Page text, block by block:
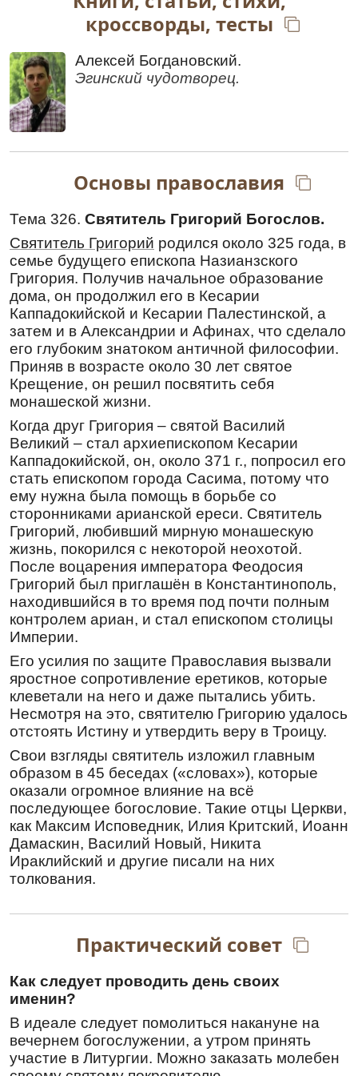
больных, с верой приходящих к тебе.
Ин тропарь,глас 1
Силиврии о́трасль и Эги́ны храни́теля, в
после́дняя ле́та я́вльшагося, доброде́тели
дру́га и́скренняго, Некта́рия почти́м ве́рнии,
я́ко боже́ственнаго служи́теля Христо́ва: то́чит
бо цельбы́ многоразли́чныя благоче́стно
вопию́щим: сла́ва просла́вльшему тя Христу́,
сла́ва да́вшему ти чуде́с благода́ть, сла́ва
Перевод:
Селибрии росток и Эгины хранителя, в
последние времена нам явившегося, близкого
друга добродетели, Нектария почтим
верующие, как священнослужителя
Христова, ибо он источает многоразличные
исцеления благочестиво взывающим: «Слава
прославившему тебя Христу, слава
Давшему тебе чудес благодать, слава
Подающему через тебя всем исцеления».
Кондак,глас 2
Боже́ственный гро́м, труба́ духо́вная, ве́ры
насади́телю и отсека́телю ересе́й, Тро́ицы
уго́дниче, вели́кий святи́телю Некта́рие, со
А́нгелы предстоя́ при́сно, моли́ непреста́нно о
все́х на́с.
Перевод:
Божественный гром, труба духовная, веры
насадитель и отсекательересей, Троицы
угодник, великий святитель Нектарий, с
Ангелами всегда предстоя, моли
непрестанно обо всех нас.
Молитва
О, мироточи́вая главо́, святи́телю Некта́рие,
архиере́ю Бо́жий! Во времена́ вели́каго
отступле́ния, не́честию мир плени́вшу,
благоче́стием просия́л еси́ и главу́ прего́рдаго
Денни́цы, уязвля́ющаго нас, сокруши́л еси́.
Сего́ ра́ди дарова́ ти Христо́с врачева́ти я́звы
неисце́льны, за беззако́ния на́ша нас
порази́вшия. Ве́руем: возлюби́ тя Бог
пра́веднаго, да тебе́ ра́ди нас, гре́шных,
поми́лует, от кля́твы разреши́т, от неду́г
изба́вит, и по всей вселе́нней стра́шно и
сла́вно бу́дет и́мя Его́, Отца́ и Сы́на и Свята́го
Ду́ха, ны́не и при́сно и во ве́ки веко́в. Ами́нь.
2-я Молитва
О, святи́телю Некта́рие, о́тче Богому́дрый!
испове́дание усте́н люде́й христоимени́тых,
Бо́жиею, в тебе́ живу́щею. Весть бо дости́же
до преде́л Росси́йских, я́ко ты, ве́лий во
святы́х уго́дниче Христо́в, во всех конце́х
вселе́нныя призыва́ющим и́мя твое́ явля́ешися
Слы́шахом об иере́е, тебе́ тезоимени́том и
храм во и́мя твое́ созида́вшем со скорбьми́
ве́лиими. Ра́ковою у́бо я́звою грудно́ю пораже́н
кроссворды, тесты
Алексей Богдановский.
Эгинский чудотворец.
Основы православия
Тема 326. Святитель Григорий Богослов.
Святитель Григорий родился около 325 года, в
семье будущего епископа Назианзского
Григория. Получив начальное образование
дома, он продолжил его в Кесарии
Каппадокийской и Кесарии Палестинской, а
затем и в Александрии и Афинах, что сделало
его глубоким знатоком античной философии.
Приняв в возрасте около 30 лет святое
Крещение, он решил посвятить себя
монашеской жизни.
Когда друг Григория – святой Василий
Великий – стал архиепископом Кесарии
Каппадокийской, он, около 371 г., попросил его
стать епископом города Сасима, потому что
ему нужна была помощь в борьбе со
сторонниками арианской ереси. Святитель
Григорий, любивший мирную монашескую
жизнь, покорился с некоторой неохотой.
После воцарения императора Феодосия
Григорий был приглашён в Константинополь,
находившийся в то время под почти полным
контролем ариан, и стал епископом столицы
Империи.
Его усилия по защите Православия вызвали
яростное сопротивление еретиков, которые
клеветали на него и даже пытались убить.
Несмотря на это, святителю Григорию удалось
отстоять Истину и утвердить веру в Троицу.
Свои взгляды святитель изложил главным
образом в 45 беседах («словах»), которые
оказали огромное влияние на всё
последующее богословие. Такие отцы Церкви,
как Максим Исповедник, Илия Критский, Иоанн
Дамаскин, Василий Новый, Никита
Ираклийский и другие писали на них
толкования.
Практический совет
Как следует проводить день своих
именин?
В идеале следует помолиться накануне на
вечернем богослужении, а утром принять
участие в Литургии. Можно заказать молебен